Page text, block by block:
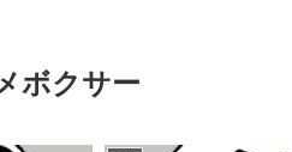
ボクサー